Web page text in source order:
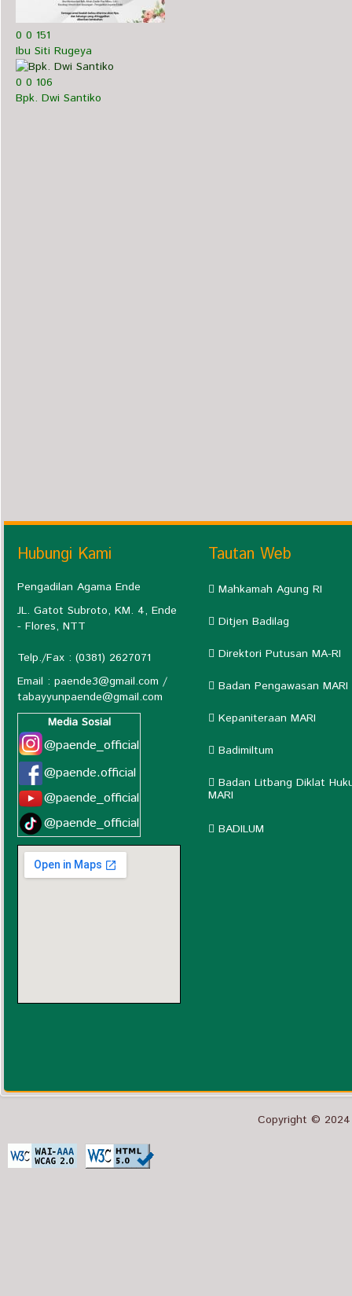
0 0 151
Ibu Siti Rugeya
0 0 106
Bpk. Dwi Santiko
Hubungi Kami
Pengadilan Agama Ende
JL. Gatot Subroto, KM. 4, Ende
- Flores, NTT
Telp./Fax : (0381) 2627071
Email : paende3@gmail.com /
tabayyunpaende@gmail.com
Media Sosial
@paende_official
@paende.official
@paende_official
@paende_official
Tautan Web
Mahkamah Agung RI
Ditjen Badilag
Direktori Putusan MA-RI
Badan Pengawasan MARI
Kepaniteraan MARI
Badimiltum
Badan Litbang Diklat
MARI
BADILUM
Copyright © 2024